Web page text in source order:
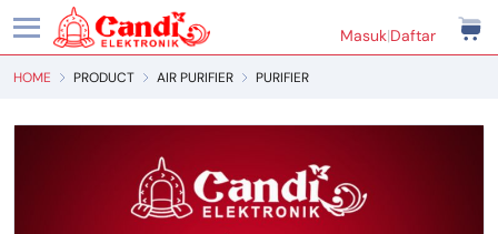
Masuk|Daftar
HOME PRODUCT AIR PURIFIER PURIFIER